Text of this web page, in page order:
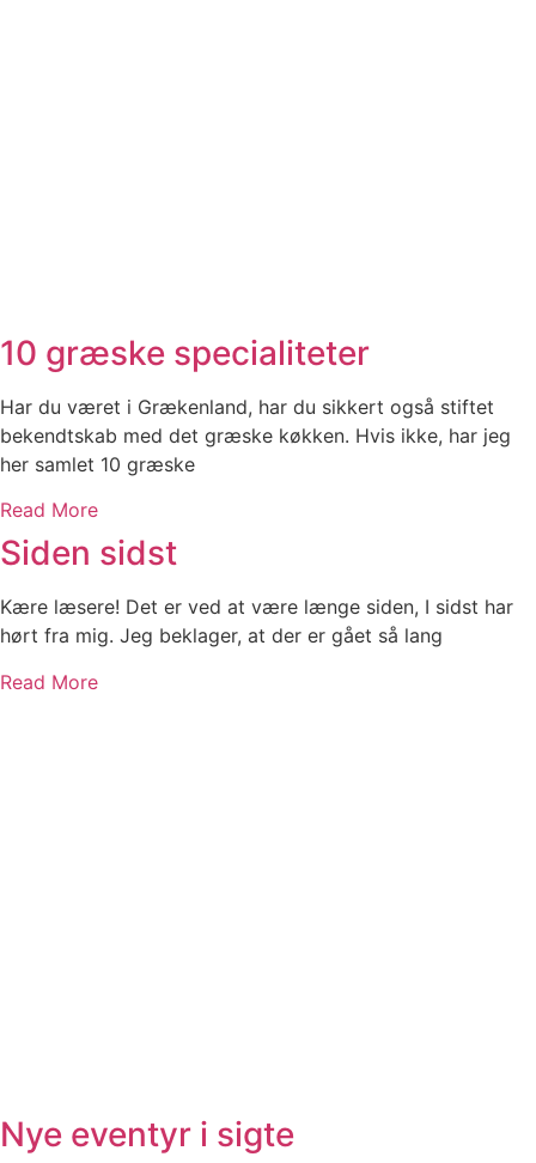
10 græske specialiteter
Har du været i Grækenland, har du sikkert også stiftet
bekendtskab med det græske køkken. Hvis ikke, har jeg
her samlet 10 græske
Read More
Siden sidst
Kære læsere! Det er ved at være længe siden, I sidst har
hørt fra mig. Jeg beklager, at der er gået så lang
Read More
Nye eventyr i sigte